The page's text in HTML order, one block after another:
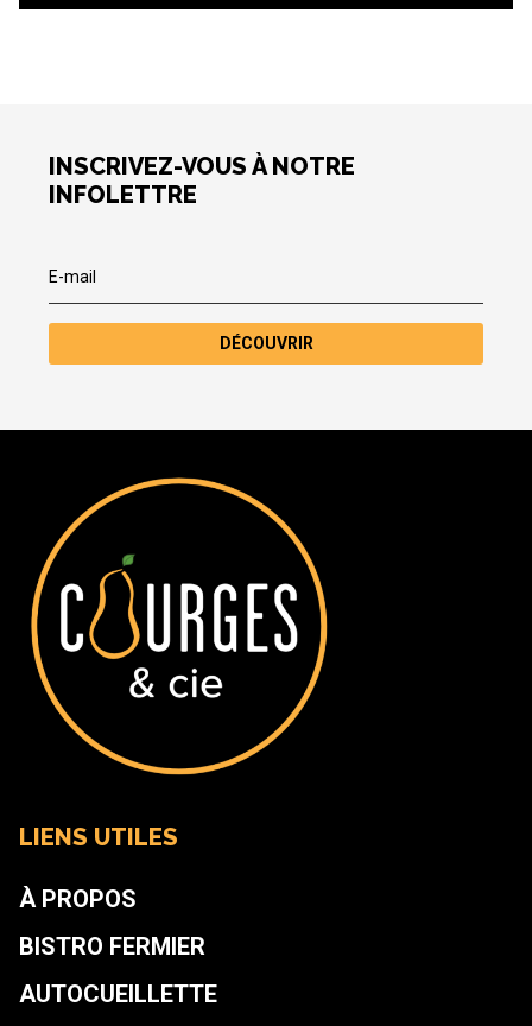
INSCRIVEZ-VOUS À NOTRE
INFOLETTRE
DÉCOUVRIR
LIENS UTILES
À PROPOS
BISTRO FERMIER
AUTOCUEILLETTE